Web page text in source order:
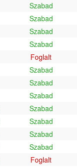
Szabad
Szabad
Szabad
Szabad
Foglalt
Szabad
Szabad
Szabad
Szabad
Szabad
Szabad
Szabad
Foglalt